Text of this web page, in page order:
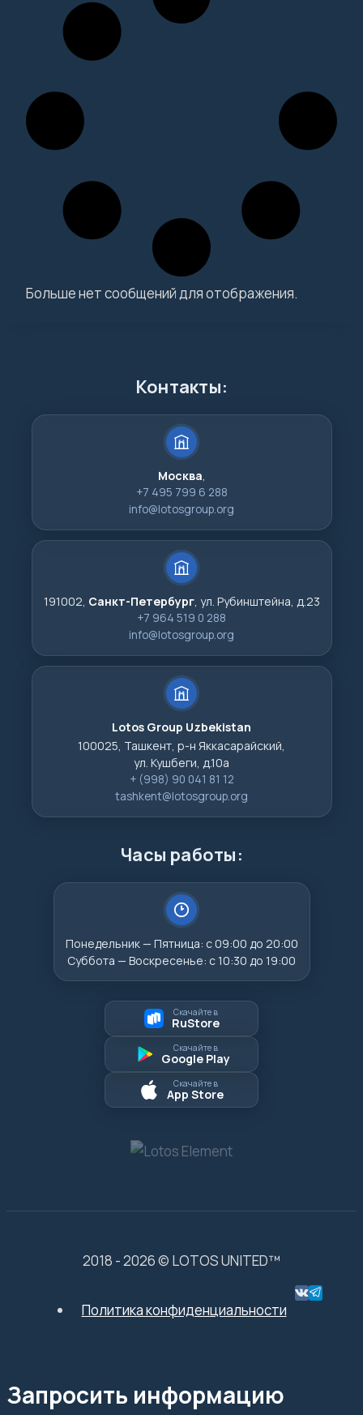
Больше нет сообщений для отображения.
Контакты:
Москва
+7 495 799 6 288
info@lotosgroup.org
191002, Санкт-Петербург, ул. Рубинштейна, д.23
+7 964 519 0 288
info@lotosgroup.org
Lotos Group Uzbekistan
100025, Ташкент, р-н Яккасарайский,
ул. Кушбеги, д.10а
+ (998) 90 041 81 12
tashkent@lotosgroup.org
Часы работы:
Понедельник — Пятница: с 09:00 до 20:00
Суббота — Воскресенье: с 10:30 до 19:00
Скачайте в
RuStore
Скачайте в
Google Play
Скачайте в
App Store
2018 - 2026 © LOTOS UNITED™
Политика конфиденциальности
Запросить информацию